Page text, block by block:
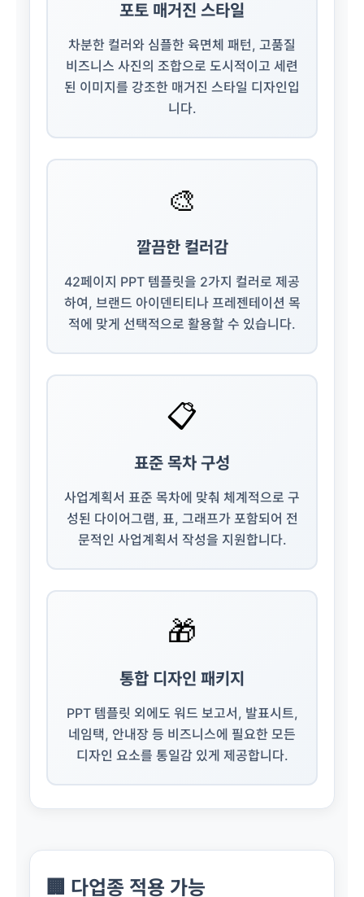
포토 매거진 스타일
차분한 컬러와 심플한 육면체 패턴, 고품질
비즈니스 사진의 조합으로 도시적이고 세련
된 이미지를 강조한 매거진 스타일 디자인입
니다.
🎨
깔끔한 컬러감
42페이지 PPT 템플릿을 2가지 컬러로 제공
하여, 브랜드 아이덴티티나 프레젠테이션 목
적에 맞게 선택적으로 활용할 수 있습니다.
📋
표준 목차 구성
사업계획서 표준 목차에 맞춰 체계적으로 구
성된 다이어그램, 표, 그래프가 포함되어 전
문적인 사업계획서 작성을 지원합니다.
🎁
통합 디자인 패키지
PPT 템플릿 외에도 워드 보고서, 발표시트,
네임택, 안내장 등 비즈니스에 필요한 모든
디자인 요소를 통일감 있게 제공합니다.
🏢 다업종 적용 가능